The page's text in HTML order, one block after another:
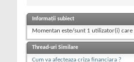
Informații subiect
Momentan este/sunt 1 utilizator(i) care
Thread-uri Similare
Cum va afecteaza criza financiara ?